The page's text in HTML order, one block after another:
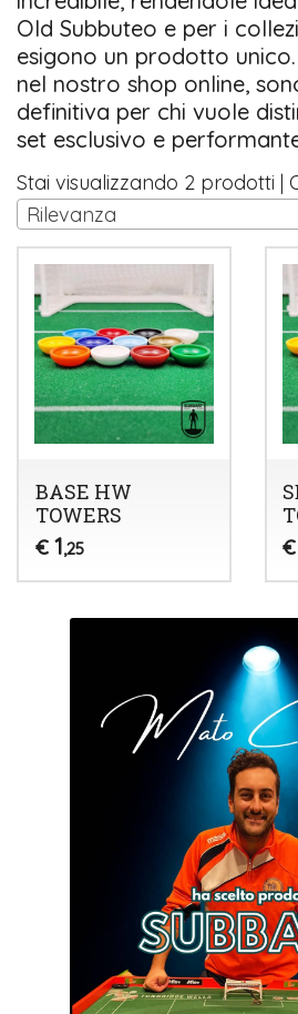
Old Subbuteo e per i
esigono un prodotto
nel nostro shop online,
definitiva per chi vuole
set esclusivo e
Stai visualizzando 2 prodotti |
Rilevanza
BASE HW
TOWERS
€ 1,25 €